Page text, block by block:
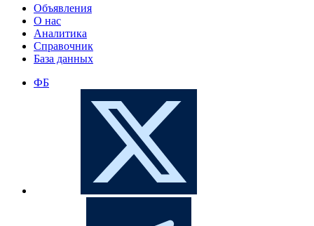
Объявления
О нас
Аналитика
Справочник
База данных
ФБ